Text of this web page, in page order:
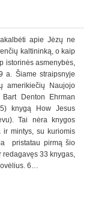
apie Jėzų ne
kaltininką, o kaip
istorinės asmenybės,
a. Šiame straipsnyje
amerikiečių Naujojo
Denton Ehrman
knygą How Jesus
Tai nėra knygos
ir mintys, su kuriomis
pristatau pirmą šio
33 knygas,
6…